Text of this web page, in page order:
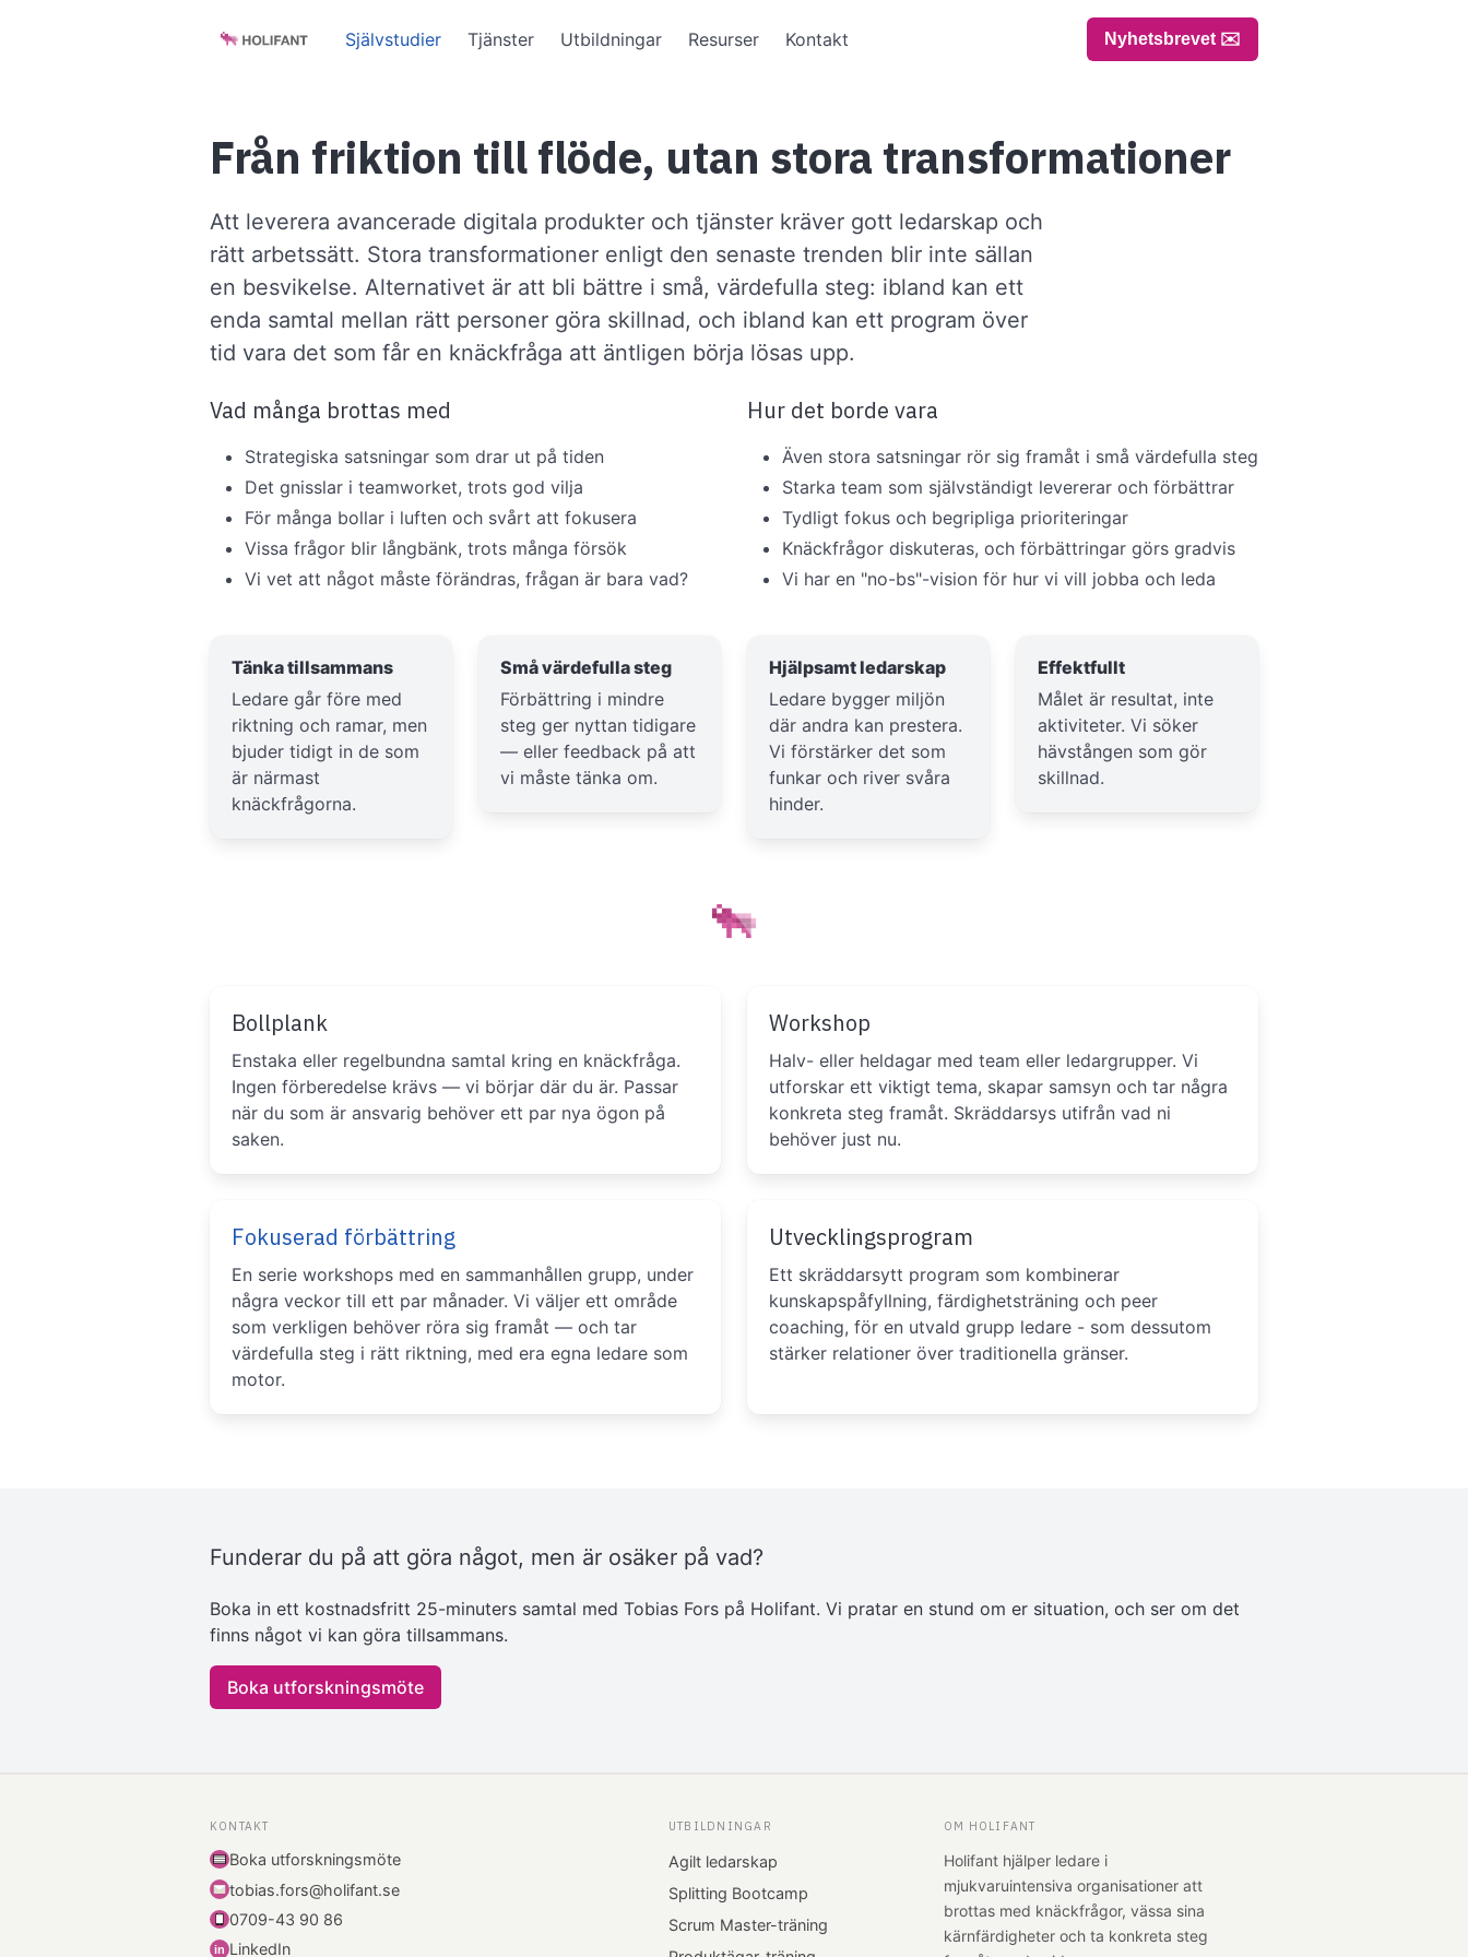
Självstudier Tjänster Utbildningar Resurser Kontakt Nyhetsbrevet ✉️
Från friktion till flöde, utan stora transformationer
Att leverera avancerade digitala produkter och tjänster kräver gott ledarskap och
rätt arbetssätt. Stora transformationer enligt den senaste trenden blir inte sällan
en besvikelse. Alternativet är att bli bättre i små, värdefulla steg: ibland kan ett
enda samtal mellan rätt personer göra skillnad, och ibland kan ett program över
tid vara det som får en knäckfråga att äntligen börja lösas upp.
Vad många brottas med
Strategiska satsningar som drar ut på tiden
Det gnisslar i teamworket, trots god vilja
För många bollar i luften och svårt att fokusera
Vissa frågor blir långbänk, trots många försök
Vi vet att något måste förändras, frågan är bara vad?
Hur det borde vara
Även stora satsningar rör sig framåt i små värdefulla steg
Starka team som självständigt levererar och förbättrar
Tydligt fokus och begripliga prioriteringar
Knäckfrågor diskuteras, och förbättringar görs gradvis
Vi har en "no-bs"-vision för hur vi vill jobba och leda
Tänka tillsammans
Ledare går före med
riktning och ramar, men
bjuder tidigt in de som
är närmast
knäckfrågorna.
Små värdefulla steg
Förbättring i mindre
steg ger nyttan tidigare
— eller feedback på att
vi måste tänka om.
Hjälpsamt ledarskap
Ledare bygger miljön
där andra kan prestera.
Vi förstärker det som
funkar och river svåra
hinder.
Effektfullt
Målet är resultat, inte
aktiviteter. Vi söker
hävstången som gör
skillnad.
Bollplank
Enstaka eller regelbundna samtal kring en knäckfråga.
Ingen förberedelse krävs — vi börjar där du är. Passar
när du som är ansvarig behöver ett par nya ögon på
saken.
Workshop
Halv- eller heldagar med team eller ledargrupper. Vi
utforskar ett viktigt tema, skapar samsyn och tar några
konkreta steg framåt. Skräddarsys utifrån vad ni
behöver just nu.
Fokuserad förbättring
En serie workshops med en sammanhållen grupp, under
några veckor till ett par månader. Vi väljer ett område
som verkligen behöver röra sig framåt — och tar
värdefulla steg i rätt riktning, med era egna ledare som
motor.
Utvecklingsprogram
Ett skräddarsytt program som kombinerar
kunskapspåfyllning, färdighetsträning och peer
coaching, för en utvald grupp ledare - som dessutom
stärker relationer över traditionella gränser.
Funderar du på att göra något, men är osäker på vad?
Boka in ett kostnadsfritt 25-minuters samtal med Tobias Fors på Holifant. Vi pratar en stund om er situation, och ser om det
finns något vi kan göra tillsammans.
Boka utforskningsmöte
KONTAKT
Boka utforskningsmöte
tobias.fors@holifant.se
0709-43 90 86
in LinkedIn
UTBILDNINGAR
Agilt ledarskap
Splitting Bootcamp
Scrum Master-träning
OM HOLIFANT
Holifant hjälper ledare i
mjukvaruintensiva organisationer att
brottas med knäckfrågor, vässa sina
kärnfärdigheter och ta konkreta steg